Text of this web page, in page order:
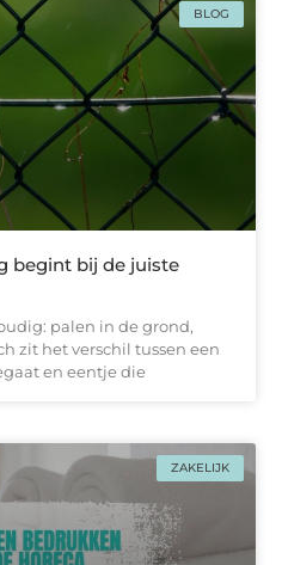
BLOG
begint bij de juiste
palen in de grond,
zit het verschil tussen een
en eentje die
ZAKELIJK